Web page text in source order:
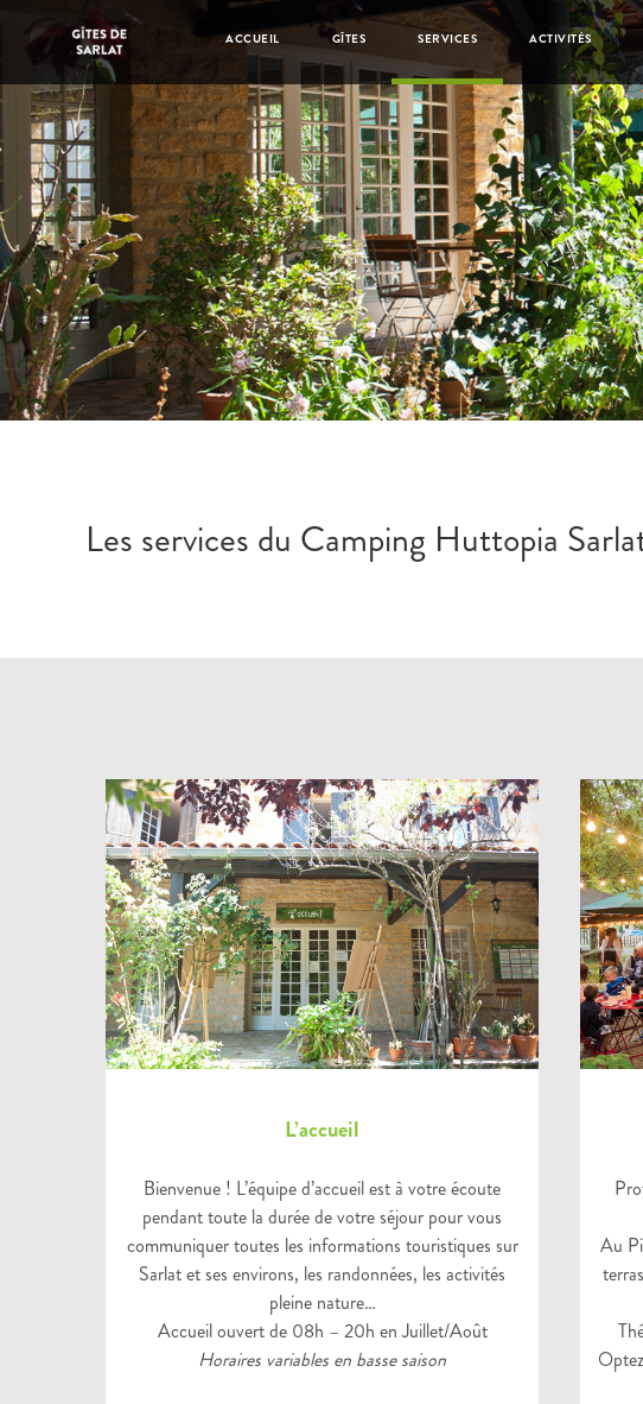
ACCUEIL GÎTES SERVICES ACTIVITÉS
Les services du Camping Huttopia
L’accueil
Bienvenue ! L’équipe d’accueil est à votre écoute
pendant toute la durée de votre séjour pour vous
communiquer toutes les informations touristiques sur
Sarlat et ses environs, les randonnées, les activités
pleine nature…
Accueil ouvert de 08h – 20h en Juillet/Août
Horaires variables en basse saison
Au